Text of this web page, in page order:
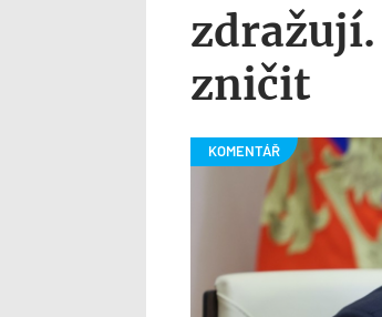
zdražují.
zničit